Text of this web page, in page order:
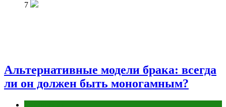
7
Альтернативные модели брака: всегда
ли он должен быть моногамным?